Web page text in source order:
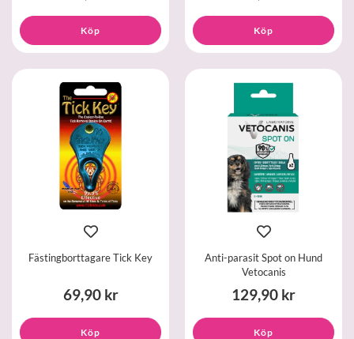
Köp Köp
Fästingborttagare Tick Key
69,90 kr
Köp
Anti-parasit Spot on Hund
Vetocanis
129,90 kr
Köp